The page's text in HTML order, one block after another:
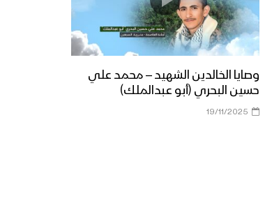
وصايا الخالدين الشهيد – محمد علي
حسين البحري (أبو عبدالملك)
19/11/2025